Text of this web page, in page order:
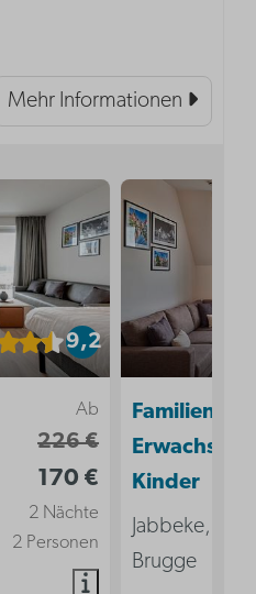
Mehr Informationen
9,2
Ab
226 €
170 €
2 Nächte
2 Personen
Kinder
Jabbeke,
Brugge